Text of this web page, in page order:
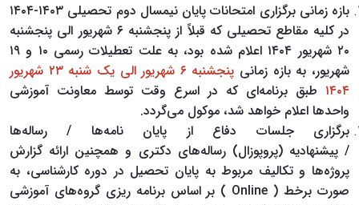
بازه زمانی برگزاری امتحانات پایان نیمسال دوم تحصیلی ۱۴۰۳-۱۴۰۴
در کلیه مقاطع تحصیلی که قبلاً از پنجشنبه ۶ شهریور الی پنجشنبه
۲۰ شهریور ۱۴۰۴ اعلام شده بود، به علت تعطیلات رسمی ۱۰ و ۱۹
شهریور، به بازه زمانی
پنجشنبه ۶ شهریور الی یک شنبه ۲۳ شهریور
۱۴۰۴ طبق برنامه‌ای که در اسرع وقت توسط معاونت آموزشی
واحدها اعلام خواهد شد، موکول می‌گردد.
برگزاری جلسات دفاع از پایان نامه‌ها / رساله‌ها
/ پیشنهادیه (پروپوزال) رساله‌های دکتری و همچنین ارائه گزارش
پروژه‌ها و تکالیف مربوط به پایان تحصیل در دوره کارشناسی، به
صورت برخط ( Online
) بر اساس برنامه ریزی گروه‌های آموزشی